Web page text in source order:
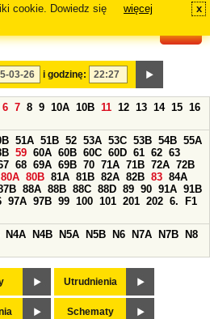
cookie. Dowiedz się
więcej x
i godzinę:
6 7 8 9 10A 10B 11 12 13 14 15 16
51A 51B 52 53A 53C 53B 54B 55A
59 60A 60B 60C 60D 61 62 63
68 69A 69B 70 71A 71B 72A 72B
80A 80B 81A 81B 82A 82B 83 84A
88A 88B 88C 88D 89 90 91A 91B
97A 97B 99 100 101 201 202 6.
F1
N4A N4B N5A N5B N6 N7A N7B
N8
Utrudnienia
Schematy